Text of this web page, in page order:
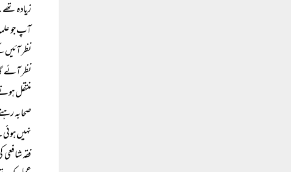
زیادہ
آپ جو
نظر
نظر آئے
منتقل
صحابہ
نہیں
فقہ